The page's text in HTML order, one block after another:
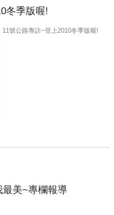
冬季版喔!
11號公路專訪~登上2010冬季版喔!
美~專欄報導